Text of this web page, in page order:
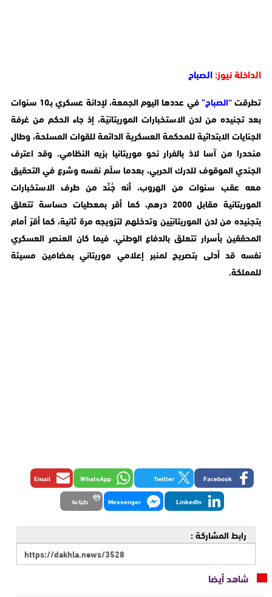
الداخلة نيوز:الصباح
تطرقت“الصباح”
في عددها اليوم الجمعة، لإدانة عسكري بـ10 سنوات
بعد تجنيده من لدن الاستخبارات الموريتانيّة، إذ جاء الحكم من غرفة
الجنايات الابتدائية للمحكمة العسكرية الدائمة للقوات المسلحة، وطال
منحدرا من آسا لاذ بالفرار نحو موريتانيا بزيه النظامي. وقد اعترف
الجندي الموقوف للدرك الحربي، بعدما سلّم نفسه وشرع في التحقيق
معه عقب سنوات من الهروب، أنه جُنّد من طرف الاستخبارات
الموريتانية مقابل 2000 درهم، كما أقر بمعطيات حساسة تتعلق
بتجنيده من لدن الموريتانيّين وتدخلهم لتزويجه مرة ثانية، كما أقرّ أمام
المحققين بأسرار تتعلق بالدفاع الوطني. فيما كان العنصر العسكري
نفسه قد أدلى بتصريح لمنبر إعلامي موريتاني بمضامين مسيئة
للمملكة.
Facebook
Twitter
WhatsApp
Email
LinkedIn
Messenger طباعة
رابط المشاركة :
شاهد أيضا